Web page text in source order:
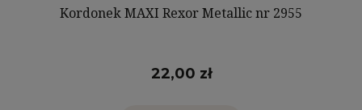
Kordonek MAXI Rexor Metallic nr 2955
22,00 zł